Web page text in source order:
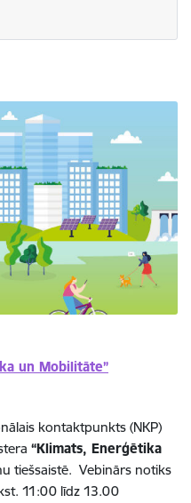
un Mobilitāte”
kontaktpunkts (NKP)
“Klimats, Enerģētika
tiešsaistē. Vebinārs notiks
11:00 līdz 13.00